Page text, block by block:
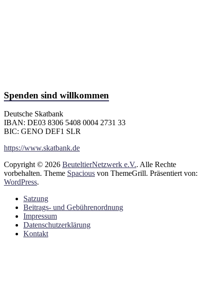
Spenden sind willkommen
Deutsche Skatbank
IBAN: DE03 8306 5408 0004 2731 33
BIC: GENO DEF1 SLR
https://www.skatbank.de
Copyright © 2026 BeuteltierNetzwerk e.V.. Alle Rechte
vorbehalten. Theme Spacious von ThemeGrill. Präsentiert von:
WordPress.
Satzung
Beitrags- und Gebührenordnung
Impressum
Datenschutzerklärung
Kontakt